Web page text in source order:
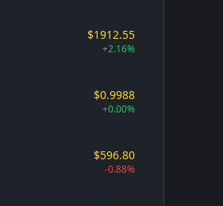
$1912.55
+2.16%
$0.9988
+0.00%
$596.80
-0.88%